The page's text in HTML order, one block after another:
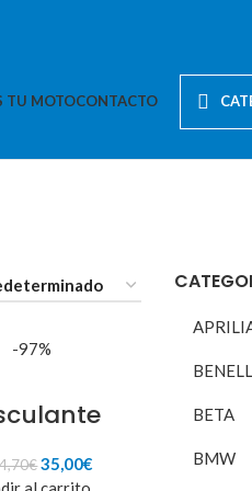
TU MOTOCONTACTO
BETA
BMW
-97%
€El
precio
35,00€